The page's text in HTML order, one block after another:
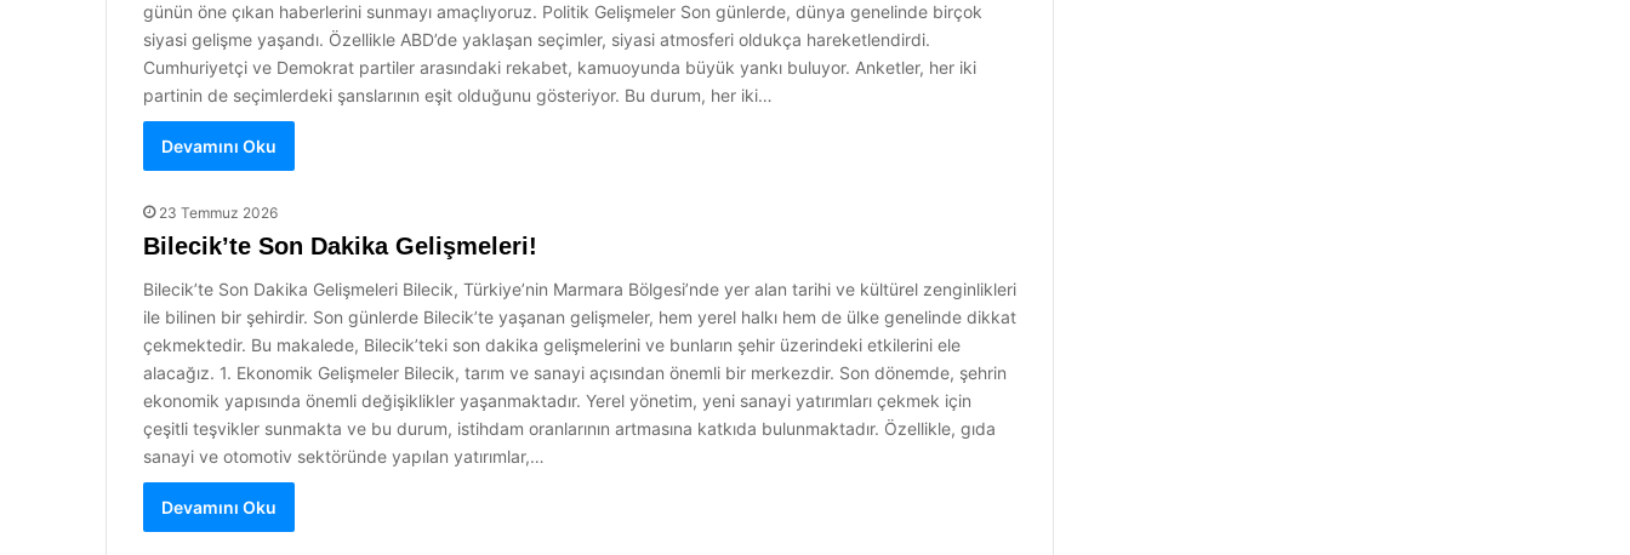
günün öne çıkan haberlerini sunmayı amaçlıyoruz. Politik Gelişmeler Son günlerde, dünya genelinde birçok
siyasi gelişme yaşandı. Özellikle ABD’de yaklaşan seçimler, siyasi atmosferi oldukça hareketlendirdi.
Cumhuriyetçi ve Demokrat partiler arasındaki rekabet, kamuoyunda büyük yankı buluyor. Anketler, her iki
partinin de seçimlerdeki şanslarının eşit olduğunu gösteriyor. Bu durum, her iki…
Devamını Oku
23 Temmuz 2026
Bilecik’te Son Dakika Gelişmeleri!
Bilecik’te Son Dakika Gelişmeleri Bilecik, Türkiye’nin Marmara Bölgesi’nde yer alan tarihi ve kültürel zenginlikleri
ile bilinen bir şehirdir. Son günlerde Bilecik’te yaşanan gelişmeler, hem yerel halkı hem de ülke genelinde dikkat
çekmektedir. Bu makalede, Bilecik’teki son dakika gelişmelerini ve bunların şehir üzerindeki etkilerini ele
alacağız. 1. Ekonomik Gelişmeler Bilecik, tarım ve sanayi açısından önemli bir merkezdir. Son dönemde, şehrin
ekonomik yapısında önemli değişiklikler yaşanmaktadır. Yerel yönetim, yeni sanayi yatırımları çekmek için
çeşitli teşvikler sunmakta ve bu durum, istihdam oranlarının artmasına katkıda bulunmaktadır. Özellikle, gıda
sanayi ve otomotiv sektöründe yapılan yatırımlar,…
Devamını Oku